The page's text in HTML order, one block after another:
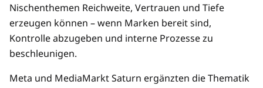
Nischenthemen Reichweite, Vertrauen und Tiefe
erzeugen können – wenn Marken bereit sind,
Kontrolle abzugeben und interne Prozesse zu
beschleunigen.
Meta und MediaMarkt Saturn ergänzten die Thematik